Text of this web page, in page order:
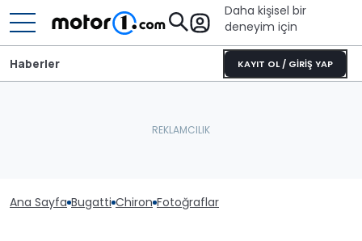
Daha kişisel bir
deneyim için
KAYIT OL / GİRİŞ YAP
Haberler
Ana Sayfa Bugatti Chiron Fotoğraflar